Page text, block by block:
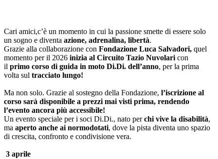
Cari amici,c’è un momento in cui la passione smette di essere solo
un sogno e diventa azione, adrenalina, libertà.
Grazie alla collaborazione con Fondazione Luca Salvadori, quel
momento per il 2026 inizia al Circuito Tazio Nuvolari con
il primo corso di guida in moto Di.Di. dell’anno, per la prima
volta sul tracciato lungo!
Ma non solo. Grazie al sostegno della Fondazione, l’iscrizione al
corso sarà disponibile a prezzi mai visti prima, rendendo
l’evento ancora più accessibile!
Un evento speciale per i soci Di.Di., nato perchi vive la disabilità,
ma aperto anche ai normodotati, dove la pista diventa uno spazio
di crescita, confronto e condivisione vera.
3 aprile